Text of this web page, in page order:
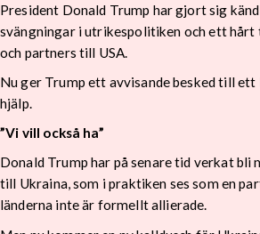
President Donald Trump har gjort sig
svängningar i utrikespolitiken och ett
och partners till USA.
Nu ger Trump ett avvisande besked till ett
hjälp.
”Vi vill också ha”
Donald Trump har på senare tid verkat
till Ukraina, som i praktiken ses som en
länderna inte är formellt allierade.